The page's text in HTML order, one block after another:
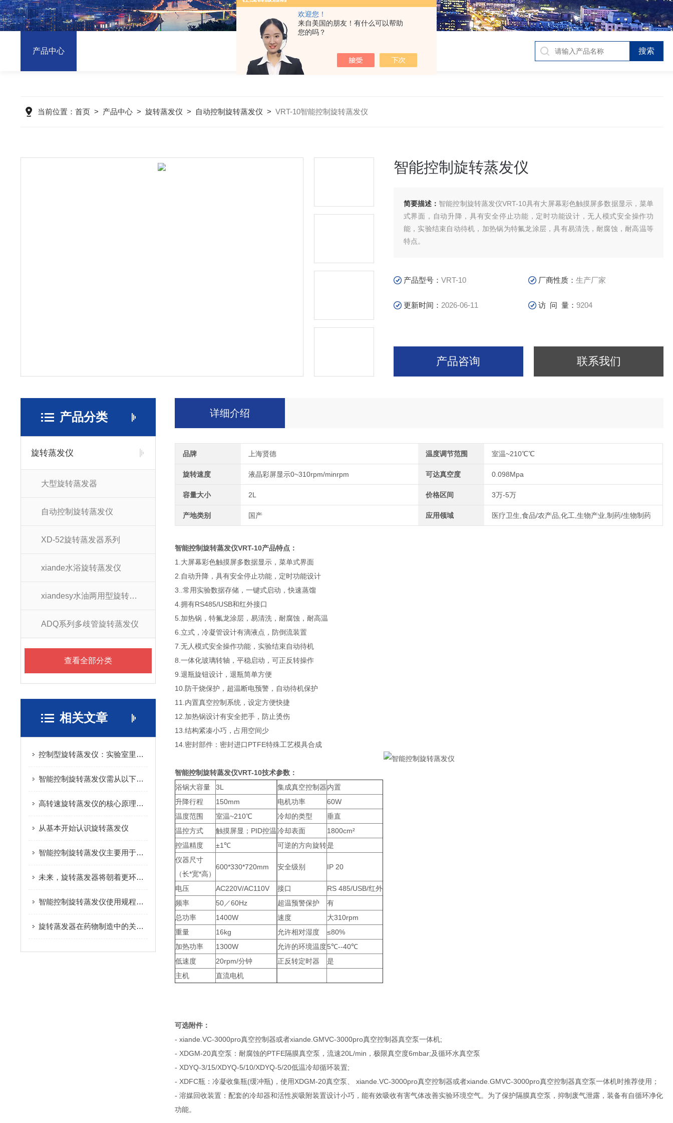
欢迎您！
来自美国的朋友！有什么可以帮助
您的吗？
产品中心
当前位置： 首页> 产品中心> 旋转蒸发仪 > 自动控制旋转蒸发仪 > VRT-10智能控制旋转蒸发仪
智能控制旋转蒸发仪
简要描述： 智能控制旋转蒸发仪VRT-10具有大屏幕彩色触摸屏多数据显示，菜单
式界面，自动升降，具有安全停止功能，定时功能设计，无人模式安全操作功
能，实验结束自动待机，加热锅为特氟龙涂层，具有易清洗，耐腐蚀，耐高温等
特点。
产品型号： VRT-10 厂商性质：生产厂家
更新时间： 2026-06-11 访 问 量：9204
产品咨询 联系我们
产品分类
旋转蒸发仪
大型旋转蒸发器
自动控制旋转蒸发仪
XD-52旋转蒸发器系列
xiande水浴旋转蒸发仪
xiandesy水油两用型旋转蒸发仪系列
ADQ系列多歧管旋转蒸发仪
查看全部分类
相关文章
控制型旋转蒸发仪：实验室里的“精准浓缩师”
智能控制旋转蒸发仪需从以下三个维度进行选型！
高转速旋转蒸发仪的核心原理基于离心运动与蒸发现象
从基本开始认识旋转蒸发仪
智能控制旋转蒸发仪主要用于液体溶剂的蒸发和浓缩
未来，旋转蒸发器将朝着更环保、更智能的方向发展
智能控制旋转蒸发仪使用规程要点解析
旋转蒸发器在药物制造中的关键作用与发展趋势
详细介绍
品牌 上海贤德 温度调节范围 室温~210℃℃
旋转速度 液晶彩屏显示0~310rpm/minrpm 可达真空度 0.098Mpa
容量大小 2L 价格区间 3万-5万
产地类别 国产 应用领域 医疗卫生,食品/农产品,化工,生物产业,制药/生物制药
智能控制旋转蒸发仪VRT-10产品特点：
1.大屏幕彩色触摸屏多数据显示，菜单式界面
2.自动升降，具有安全停止功能，定时功能设计
3..常用实验数据存储，一键式启动，快速蒸馏
4.拥有RS485/USB和红外接口
5.加热锅，特氟龙涂层，易清洗，耐腐蚀，耐高温
6.立式，冷凝管设计有滴液点，防倒流装置
7.无人模式安全操作功能，实验结束自动待机
8.一体化玻璃转轴，平稳启动，可正反转操作
9.退瓶旋钮设计，退瓶简单方便
10.防干烧保护，超温断电预警，自动待机保护
11.内置真空控制系统，设定方便快捷
12.加热锅设计有安全把手，防止烫伤
13.结构紧凑小巧，占用空间少
14.密封部件：密封进口PTFE特殊工艺模具合成
智能控制旋转蒸发仪VRT-10技术参数：
浴锅大容量
3L 集成真空控制器内置
升降行程
150mm 电机功率
60W
温度范围
室温~210℃ 冷却的类型
垂直
温控方式
触摸屏显；PID控温冷却表面
1800cm²
控温精度
±1℃ 可逆的方向旋转是
仪器尺寸
（长*宽*高）
600*330*720mm 安全级别 IP 20
电压 AC220V/AC110V 接口
RS 485/USB/红外
频率
50／60Hz 超温预警保护
有
总功率
1400W 速度
大310rpm
重量
16kg 允许相对湿度
≤80%
加热功率
1300W 允许的环境温度5℃--40℃
低速度
20rpm/分钟 正反转定时器
是
主机
直流电机
可选附件：
- xiande.VC-3000pro真空控制器或者xiande.GMVC-3000pro真空控制器真空泵一体机;
- XDGM-20真空泵：耐腐蚀的PTFE隔膜真空泵，流速20L/min，极限真空度6mbar;及循环水真空泵
- XDYQ-3/15/XDYQ-5/10/XDYQ-5/20低温冷却循环装置;
- XDFC瓶：冷凝收集瓶(缓冲瓶)，使用XDGM-20真空泵、 xiande.VC-3000pro真空控制器或者xiande.GMVC-3000pro真空控制器真空泵一体机时推荐使用；
- 溶媒回收装置：配套的冷却器和活性炭吸附装置设计小巧，能有效吸收有害气体改善实验环境空气。为了保护隔膜真空泵，抑制废气泄露，装备有自循环净化
功能。